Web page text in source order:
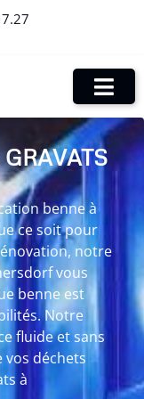
benne à
ce soit pour
notre
vous
benne est
Notre
fluide et sans
déchets
à